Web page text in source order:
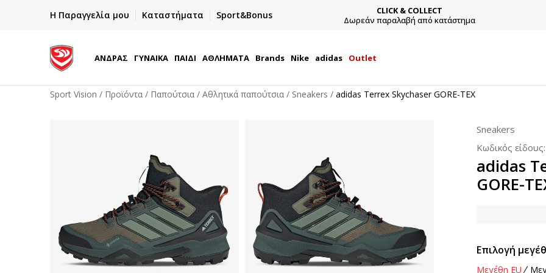
Η Παραγγελία μου Καταστήματα Sport&Bonus
ΓΡΗΓΟΡΟΤΕΡΗ ΠΑΡΑΔΟΣΗ ΜΕ BOX NOW
Παραλαβή 24/7
CLICK & COLLECT
Δωρεάν παραλαβή από κατάστημα
ΑΝΔΡΑΣ ΓΥΝΑΙΚΑ ΠΑΙΔΙ ΑΘΛΗΜΑΤΑ Brands Nike adidas Outlet
Sport Vision Προϊόντα Παπούτσια Αθλητικά παπούτσια Sneakers adidas Terrex Skychaser GORE-TEX
Sneakers
Κωδικός είδους:
adidas
GORE-
Επιλογή
Μεγέθη EU